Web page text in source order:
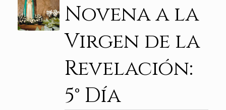
Novena a la
Virgen de la
Revelación:
5° Día